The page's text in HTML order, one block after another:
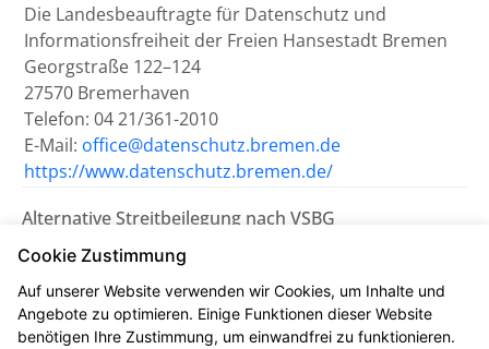
Die Landesbeauftragte für Datenschutz und
Informationsfreiheit der Freien Hansestadt Bremen
Georgstraße 122–124
27570 Bremerhaven
Telefon: 04 21/361-2010
E-Mail: office@datenschutz.bremen.de
https://www.datenschutz.bremen.de/
Alternative Streitbeilegung nach VSBG
Wir sind bemüht, eventuelle
Meinungsverschiedenheiten aus unserem Vertrag
einvernehmlich beizulegen. Uns erreichen Sie dazu
auch per E-Mail unterdorfapo67454@gmx.de.
Cookie Zustimmung
Auf unserer Website verwenden wir Cookies, um Inhalte und
Angebote zu optimieren. Einige Funktionen dieser Website
benötigen Ihre Zustimmung, um einwandfrei zu funktionieren.